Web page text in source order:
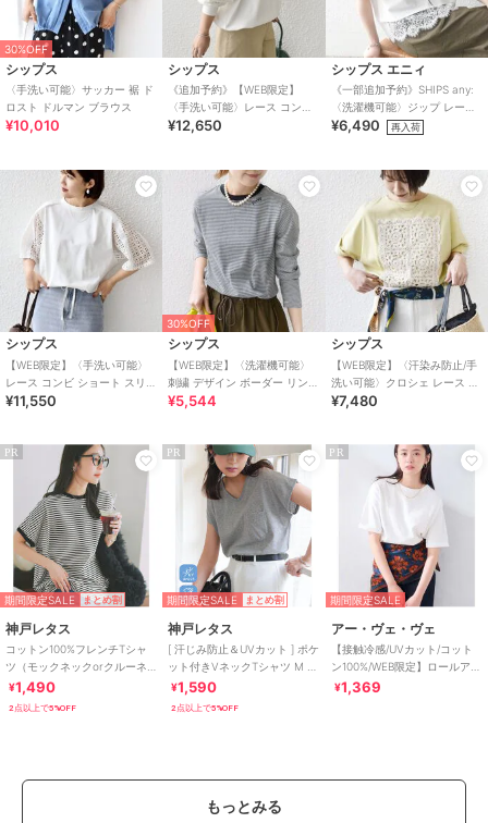
30%OFF
シップス
〈手洗い可能〉サッカー 裾 ド
ロスト ドルマン ブラウス
¥10,010
シップス
《追加予約》【WEB限定】
〈手洗い可能〉レース コンビ
カットソー
¥12,650
シップス エニィ
《一部追加予約》SHIPS any:
〈洗濯機可能〉ジップ レース
ヘム ハーフスリーブ TEE
¥6,490 再入荷
シップス
【WEB限定】〈手洗い可能〉
レース コンビ ショート スリー
ブ カットソー
¥11,550
30%OFF
シップス
【WEB限定】〈洗濯機可能〉
刺繍 デザイン ボーダー リンガ
ー TEE
¥5,544
シップス
【WEB限定】〈汗染み防止/手
洗い可能〉クロシェ レース ド
ッキング ショート スリーブ
¥7,480
PR
期間限定SALE まとめ割
神戸レタス
コットン100%フレンチTシャ
ツ（モックネックorクルーネ
ック） [C4819]
¥1,490
2点以上で5%OFF
PR
期間限定SALE まとめ割
神戸レタス
[ 汗じみ防止＆UVカット ] ポケ
ット付きVネックTシャツ M L
XL [C7575]
¥1,590
2点以上で5%OFF
PR
期間限定SALE
アー・ヴェ・ヴェ
【接触冷感/UVカット/コット
ン100%/WEB限定】ロールアッ
プハーフスリーブTシャツ
¥1,369
もっとみる